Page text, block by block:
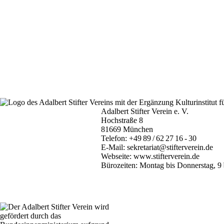
Adalbert Stifter Verein e. V.
Hochstraße 8
81669 München
Telefon:+49 89 / 62 27 16 - 30
E-Mail:sekretariat@stifterverein.de
Webseite:www.stifterverein.de
Bürozeiten: Montag bis Donnerstag,